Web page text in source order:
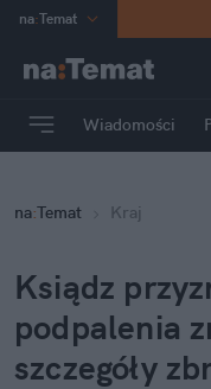
na:Temat
Poland
mama
Rozrywka
Wiadomości
na:Temat Kraj
Ksiądz
podpalenia
szczegóły